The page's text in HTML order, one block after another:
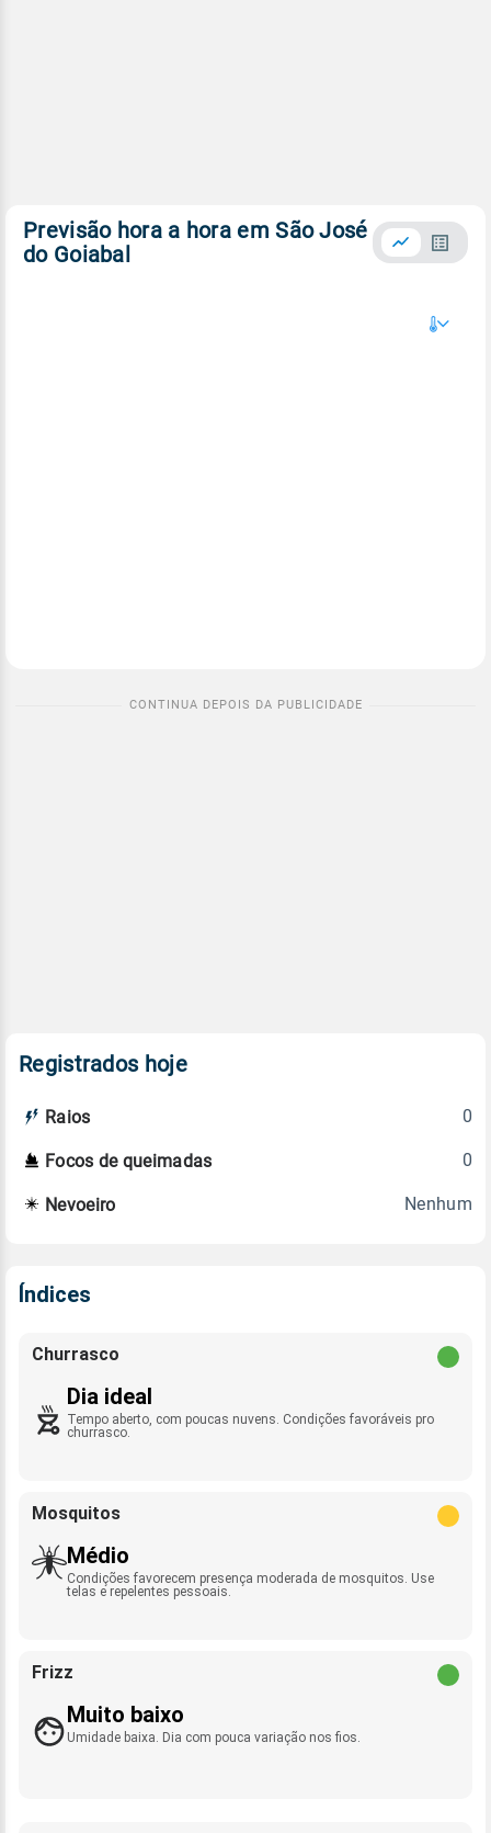
Previsão hora a hora em São José
do Goiabal
Registrados hoje
Raios 0
Focos de queimadas 0
Nevoeiro Nenhum
Índices
Churrasco
Dia ideal
Tempo aberto, com poucas nuvens. Condições favoráveis pro
churrasco.
Mosquitos
Médio
Condições favorecem presença moderada de mosquitos. Use
telas e repelentes pessoais.
Frizz
Muito baixo
Umidade baixa. Dia com pouca variação nos fios.